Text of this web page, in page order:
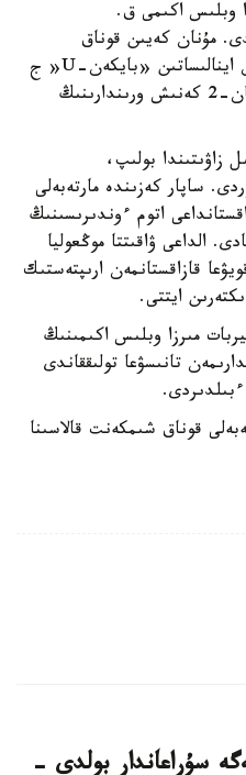
وبلىس اكىمى ق.
مۇنان كەيىن قوناق
وبلىسىمىزداعى اتوم وندىرىسىمەن اينالىساتىن «بايكەن-U« ج
ش س جانە حاراسان-1, حاراسان-2 كەنىش ورىندارىنىڭ
زاۋىتىندا بولىپ،
ساپار كەزىندە مارتەبەلى
اتوم ءوندىرىسىنىڭ
الداعى ۋاقىتتا موڭعوليا
قازاقستانمەن ارىپتەستىك
ايتتى.
مىرزا وبلىس اكىمىنىڭ
تانىسۋعا تولىققاندى
قوناق شىمكەنت قالاسىنا
تەڭگەگە سۇراعاندار بولدى -